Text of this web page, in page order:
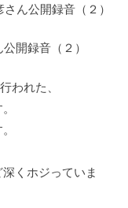
ん公開録音（２）
開録音（２）
われた、
くホジっていま